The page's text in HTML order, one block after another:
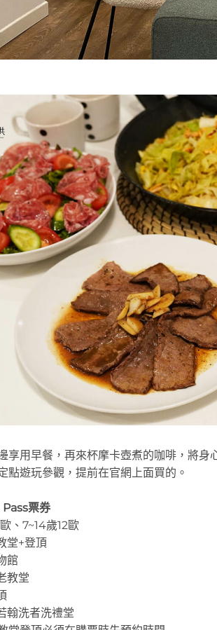
享用早餐，再來杯摩卡壺煮的咖啡，將
點遊玩參觀，提前在官網上面買的。
票券
、7~14歲12歐
堂+登頂
館
教堂
翰洗者洗禮堂